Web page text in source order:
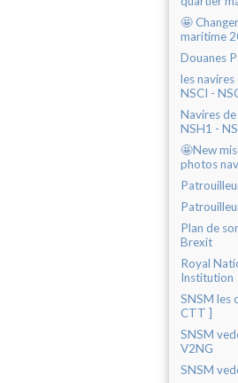
🤩
maritime
Douanes
les
NSCI -
Navires
NSH1 -
🤩New
photos
Plan de
Brexit
Royal
Institution
SNSM les
CTT ]
SNSM
V2NG
SNSM